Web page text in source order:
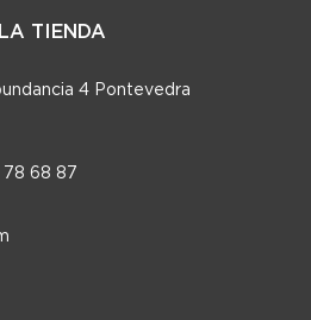
TIENDA
4 Pontevedra
78 68 87